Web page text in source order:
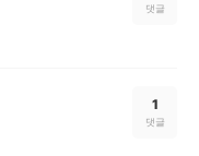
댓글
1
댓글